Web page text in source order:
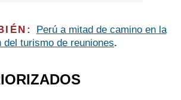
Perú a mitad de camino en la
del turismo de reuniones.